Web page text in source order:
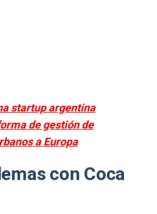
startup argentina
de gestión de
a Europa
con Coca